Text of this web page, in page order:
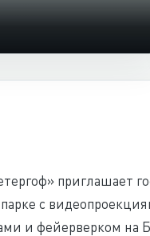
приглашает
с
и фейерверком на